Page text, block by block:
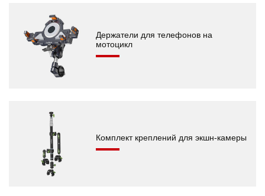
Держатели для телефонов на
мотоцикл
Комплект креплений для экшн-камеры